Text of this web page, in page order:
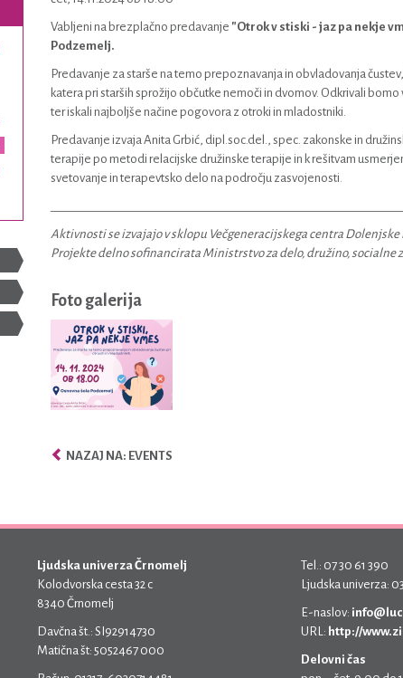
Vabljeni na brezplačno predavanje "Otrok v stiski - jaz pa nekje
Podzemelj.
Predavanje za starše na temo prepoznavanja in obvladovanja
katera pri starših sprožijo občutke nemoči in dvomov. Odkrivali
ter iskali najboljše načine pogovora z otroki in mladostniki.
Predavanje izvaja Anita Grbić, dipl.soc.del., spec. zakonske in
terapije po metodi relacijske družinske terapije in k rešitvam
svetovanje in terapevtsko delo na področju zasvojenosti.
Aktivnosti se izvajajo v sklopu Večgeneracijskega centra
Projekte delno sofinancirata Ministrstvo za delo, družino, socialne
Foto galerija
NAZAJ NA: EVENTS
Ljudska univerza Črnomelj
Kolodvorska cesta 32 c
8340 Črnomelj
Davčna št.: SI92914730
Matična št: 5052467 000
Tel.: 07 30 61 390
Ljudska univerza:
E-naslov:
URL: http://
Delovni čas